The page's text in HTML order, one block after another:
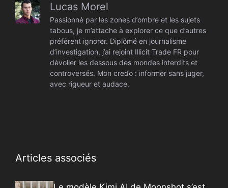
Lucas Morel
Passionné par les zones d’ombre et les sujets
tabous, je m’attache à explorer ce que d’autres
préfèrent ignorer. Diplômé en journalisme
d’investigation, j’ai rejoint Illicit Trade FR pour
dévoiler les dessous des mondes interdits et
controversés. Mon credo : informer sans juger,
avec rigueur et audace.
Articles associés